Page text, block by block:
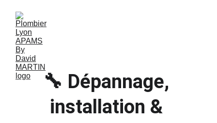
🔧 Dépannage,
installation &